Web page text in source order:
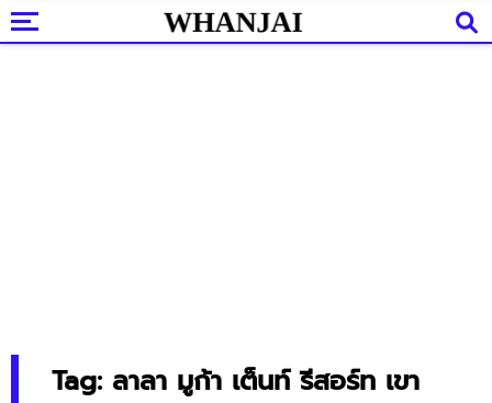
Tag: ลาลา มูก้า เต็นท์ รีสอร์ท เขา